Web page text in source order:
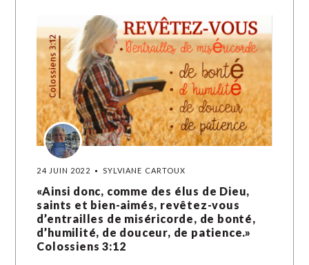
24 JUIN 2022 SYLVIANE CARTOUX
«Ainsi donc, comme des élus de Dieu,
saints et bien-aimés, revêtez-vous
d’entrailles de miséricorde, de bonté,
d’humilité, de douceur, de patience.»
Colossiens‬ ‭3:12‬ ‭